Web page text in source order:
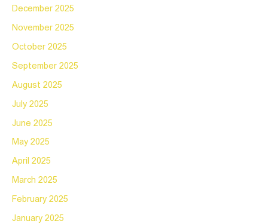
December 2025
November 2025
October 2025
September 2025
August 2025
July 2025
June 2025
May 2025
April 2025
March 2025
February 2025
January 2025